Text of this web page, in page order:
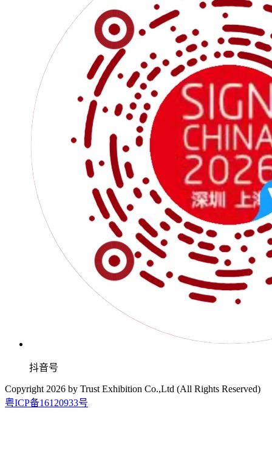
抖音号
Copyright 2026 by Trust Exhibition Co.,Ltd (All Rights Reserved)
粤ICP备16120933号